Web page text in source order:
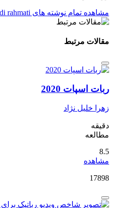
مشاهده تمام نوشته های hadi rahmati
مقالات مرتبط
ربات اسپات 2020
زهرا خلیل نژاد
دقیقه
مطالعه
8.5
مشاهده
17898